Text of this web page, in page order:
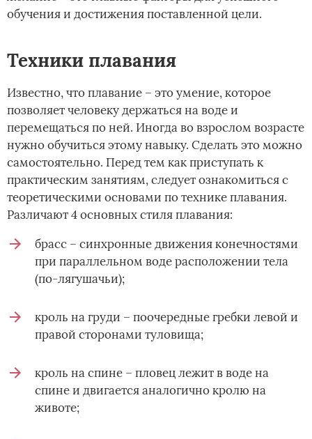
обучения и достижения поставленной цели.
Техники плавания
Известно, что плавание – это умение, которое
позволяет человеку держаться на воде и
перемещаться по ней. Иногда во взрослом возрасте
нужно обучиться этому навыку. Сделать это можно
самостоятельно. Перед тем как приступать к
практическим занятиям, следует ознакомиться с
теоретическими основами по технике плавания.
Различают 4 основных стиля плавания:
брасс – синхронные движения конечностями
при параллельном воде расположении тела
(по-лягушачьи);
кроль на груди – поочередные гребки левой и
правой сторонами туловища;
кроль на спине – пловец лежит в воде на
спине и двигается аналогично кролю на
животе;